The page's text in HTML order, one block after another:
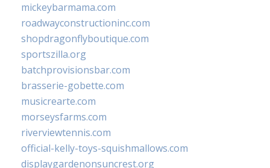
mickeybarmama.com
roadwayconstructioninc.com
shopdragonflyboutique.com
sportszilla.org
batchprovisionsbar.com
brasserie-gobette.com
musicrearte.com
morseysfarms.com
riverviewtennis.com
official-kelly-toys-squishmallows.com
displaygardenonsuncrest.org